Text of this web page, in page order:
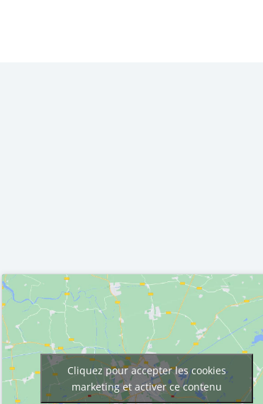
Cliquez pour accepter les cookies
marketing et activer ce contenu